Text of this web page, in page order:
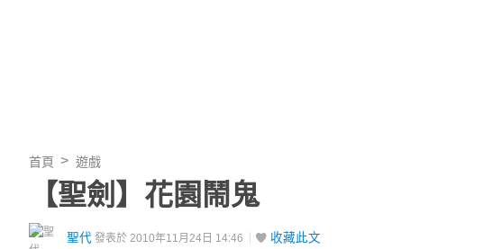
首頁 遊戲
【聖劍】花園鬧鬼
聖代 發表於 2010年11月24日 14:46 收藏此文